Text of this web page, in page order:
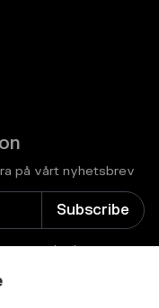
på vårt nyhetsbrev
and other